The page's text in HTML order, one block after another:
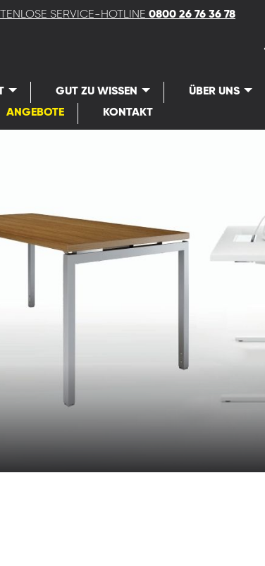
SERVICE-HOTLINE 0800 26 76 36 78
GUT ZU WISSEN
ÜBER UNS
ANGEBOTE
KONTAKT